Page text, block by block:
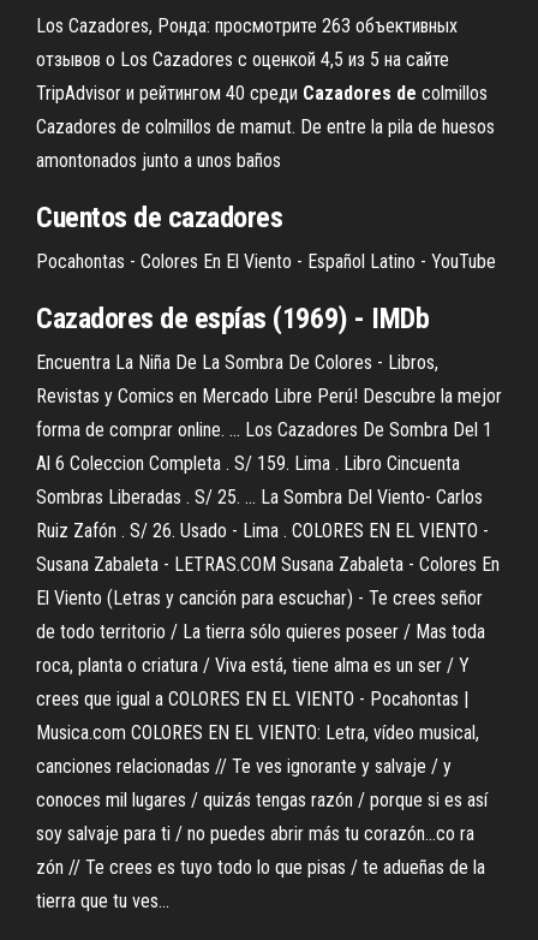
Los Cazadores, Ронда: просмотрите 263 объективных
отзывов о Los Cazadores с оценкой 4,5 из 5 на сайте
TripAdvisor и рейтингом 40 среди Cazadores de colmillos
Cazadores de colmillos de mamut. De entre la pila de huesos
amontonados junto a unos baños
Cuentos de cazadores
Pocahontas - Colores En El Viento - Español Latino - YouTube
Cazadores de espías (1969) - IMDb
Encuentra La Niña De La Sombra De Colores - Libros,
Revistas y Comics en Mercado Libre Perú! Descubre la mejor
forma de comprar online. ... Los Cazadores De Sombra Del 1
Al 6 Coleccion Completa . S/ 159. Lima . Libro Cincuenta
Sombras Liberadas . S/ 25. ... La Sombra Del Viento- Carlos
Ruiz Zafón . S/ 26. Usado - Lima . COLORES EN EL VIENTO -
Susana Zabaleta - LETRAS.COM Susana Zabaleta - Colores En
El Viento (Letras y canción para escuchar) - Te crees señor
de todo territorio / La tierra sólo quieres poseer / Mas toda
roca, planta o criatura / Viva está, tiene alma es un ser / Y
crees que igual a COLORES EN EL VIENTO - Pocahontas |
Musica.com COLORES EN EL VIENTO: Letra, vídeo musical,
canciones relacionadas // Te ves ignorante y salvaje / y
conoces mil lugares / quizás tengas razón / porque si es así
soy salvaje para ti / no puedes abrir más tu corazón...co ra
zón // Te crees es tuyo todo lo que pisas / te adueñas de la
tierra que tu ves...